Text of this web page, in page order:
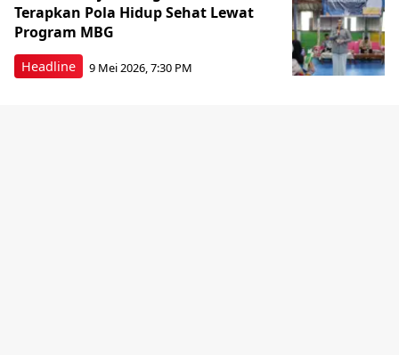
Headline
Terapkan Pola Hidup Sehat Lewat
Program MBG
9 Mei 2026, 7:30 PM